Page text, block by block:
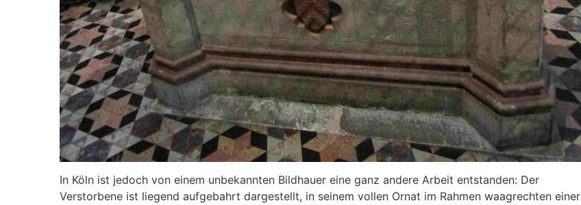
In Köln ist jedoch von einem unbekannten Bildhauer eine ganz andere Arbeit entstanden: Der
Verstorbene ist liegend aufgebahrt dargestellt, in seinem vollen Ornat im Rahmen waagrechten einer